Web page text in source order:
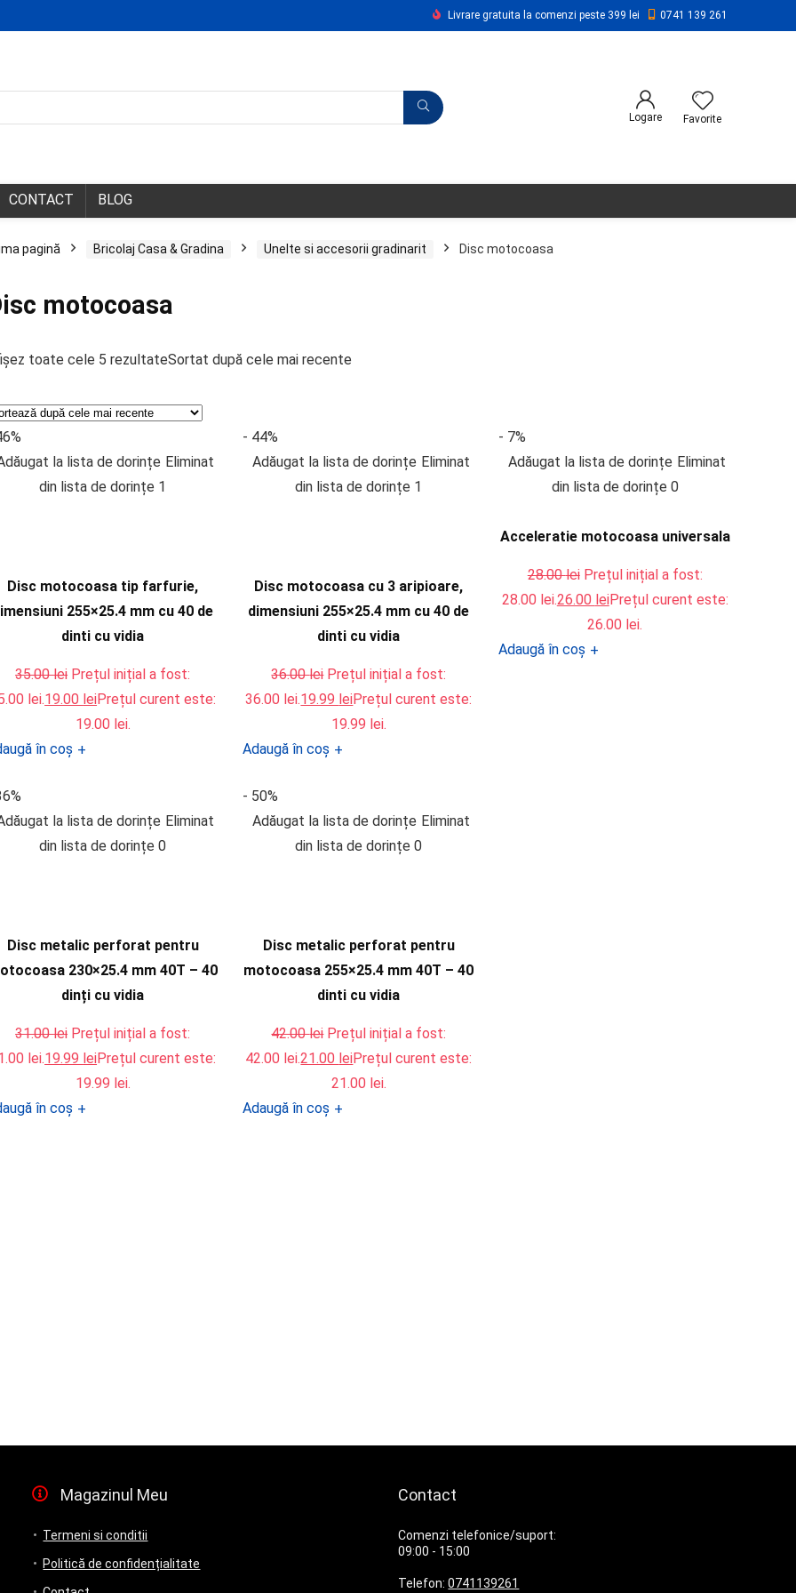
Livrare gratuita la comenzi peste 399 lei 0741 139 261
Logare Favorite
CONTACT BLOG
pagină Bricolaj Casa & Gradina Unelte si accesorii gradinarit Disc motocoasa
motocoasa
toate cele 5 rezultateSortat după cele mai recente
la lista de dorințe Eliminat
din lista de dorințe 1
Disc motocoasa tip farfurie,
255×25.4 mm cu 40 de
dinti cu vidia
35.00lei Prețul inițial a fost:
lei.19.00 leiPrețul curent este:
19.00 lei.
în coș +
- 44%
Adăugat la lista de dorințe Eliminat
din lista de dorințe 1
Disc motocoasa cu 3 aripioare,
dimensiuni 255×25.4 mm cu 40 de
dinti cu vidia
36.00lei Prețul inițial a fost:
36.00 lei.19.99 leiPrețul curent este:
19.99 lei.
Adaugă în coș +
- 7%
Adăugat la lista de dorințe Eliminat
din lista de dorințe 0
Acceleratie motocoasa universala
28.00lei Prețul inițial a fost:
28.00 lei.26.00 leiPrețul curent este:
26.00 lei.
Adaugă în coș +
la lista de dorințe Eliminat
din lista de dorințe 0
Disc metalic perforat pentru
230×25.4 mm 40T – 40
dinți cu vidia
31.00lei Prețul inițial a fost:
lei.19.99 leiPrețul curent este:
19.99 lei.
în coș +
- 50%
Adăugat la lista de dorințe Eliminat
din lista de dorințe 0
Disc metalic perforat pentru
motocoasa 255×25.4 mm 40T – 40
dinti cu vidia
42.00lei Prețul inițial a fost:
42.00 lei.21.00 leiPrețul curent este:
21.00 lei.
Adaugă în coș +
Magazinul Meu
Termeni si conditii
Politică de confidențialitate
Contact
Comenzi telefonice/suport:
09:00 - 15:00
Telefon:0741139261